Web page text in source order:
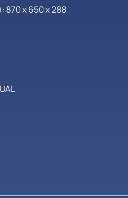
: 870 x 650 x 288